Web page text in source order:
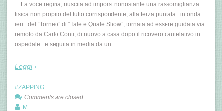
La voce regina, riuscita ad imporsi nonostante una rassomiglianza
fisica non proprio del tutto corrispondente, alla terza puntata.. in onda
ieri.. del “Torneo” di “Tale e Quale Show”, tornata ad essere guidata via
remoto da Carlo Conti, di nuovo a casa dopo il ricovero cautelativo in
ospedale.. e seguita in media da un…
Leggi
ZAPPING
Comments are closed
M.